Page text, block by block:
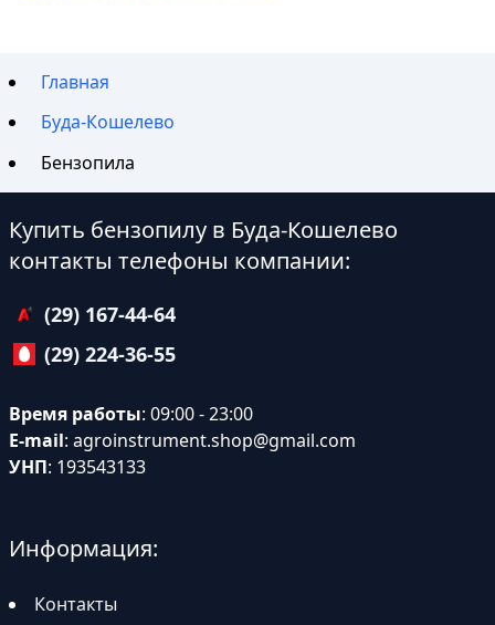
Главная
Буда-Кошелево
Бензопила
Купить бензопилу в Буда-Кошелево
контакты телефоны компании:
(29) 167-44-64
(29) 224-36-55
Время работы: 09:00 - 23:00
E-mail: agroinstrument.shop@gmail.com
УНП: 193543133
Информация:
Контакты